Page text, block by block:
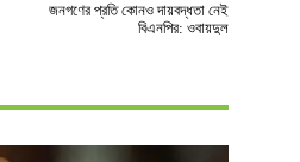
জনগণের প্রতি কোনও দায়বদ্ধতা নেই
বিএনপির: ওবায়দুল